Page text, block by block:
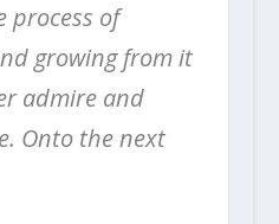
process of
growing from it
admire and
Onto the next